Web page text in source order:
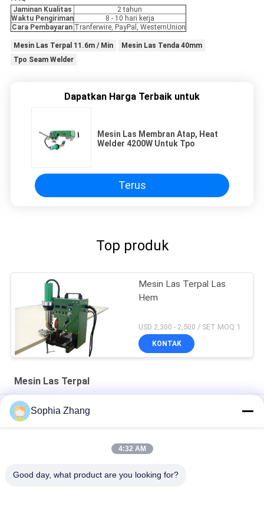
Jaminan Kualitas
2 tahun
Waktu Pengiriman
8 - 10 hari kerja
Cara Pembayaran Tranferwire, PayPal, WesternUnion
Mesin Las Terpal 11.6m / Min
Mesin Las Tenda 40mm
Tpo Seam Welder
Dapatkan Harga Terbaik untuk
Mesin Las Membran Atap, Heat
Welder 4200W Untuk Tpo
Terus
Top produk
Mesin Las Terpal Las
Hem
USD 2,300 - 2,500 / SET MOQ:1
KONTAK
Mesin Las Terpal
Membran Waterproofing Atap Tukang Las Tpo 4200W
Shade Sails Membrane Mesin Las Terpal 3000w
Mesin Las Terpal Ldpe Panas Meleleh Plastik Untuk Kain
Sophia Zhang
4:32 AM
Good day, what product are you looking for?